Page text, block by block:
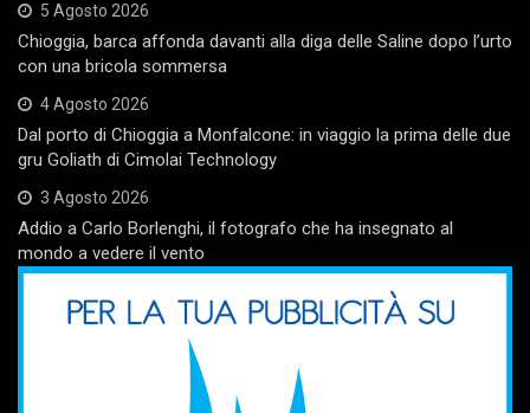
5 Agosto 2026
Chioggia, barca affonda davanti alla diga delle Saline dopo l’urto
con una bricola sommersa
4 Agosto 2026
Dal porto di Chioggia a Monfalcone: in viaggio la prima delle due
gru Goliath di Cimolai Technology
3 Agosto 2026
Addio a Carlo Borlenghi, il fotografo che ha insegnato al
mondo a vedere il vento